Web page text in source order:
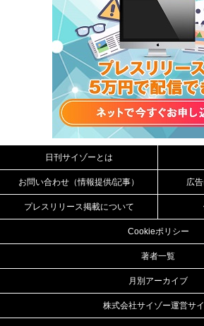
日刊サイゾーとは
お問い合わせ（情報提供/記事） 広
プレスリリース掲載について
Cookieポリシー
著者一覧
月別アーカイブ
株式会社サイゾー運営サ